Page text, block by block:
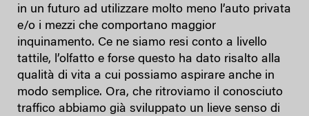
in un futuro ad utilizzare molto meno l’auto privata
e/o i mezzi che comportano maggior
inquinamento. Ce ne siamo resi conto a livello
tattile, l’olfatto e forse questo ha dato risalto alla
qualità di vita a cui possiamo aspirare anche in
modo semplice. Ora, che ritroviamo il conosciuto
traffico abbiamo già sviluppato un lieve senso di